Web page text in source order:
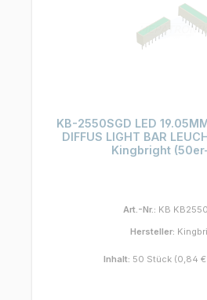
KB-2550SGD LED
DIFFUS LIGHT BAR
Kingbright
Art.-Nr.: KB
Hersteller:
Inhalt: 50 Stück (0,84 €